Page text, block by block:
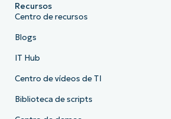
Recursos
Centro de recursos
Blogs
IT Hub
Centro de vídeos de TI
Biblioteca de scripts